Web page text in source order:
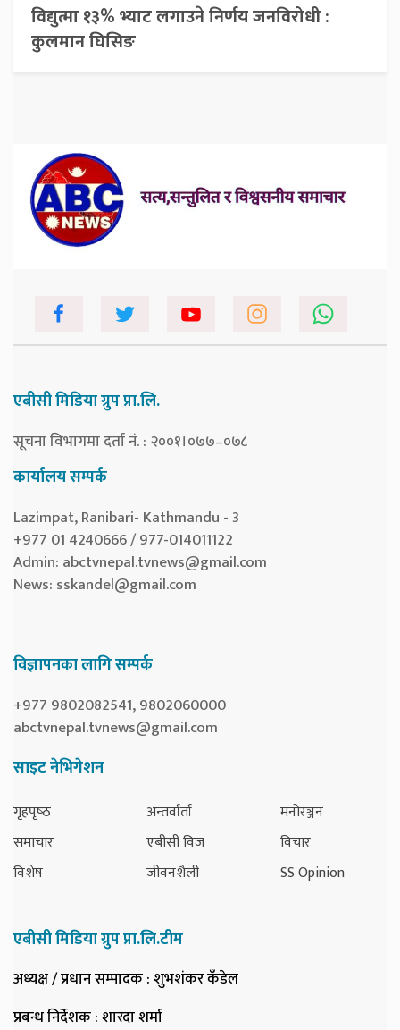
विद्युत्मा १३% भ्याट लगाउने निर्णय जनविरोधी :
कुलमान घिसिङ
एबीसी मिडिया ग्रुप प्रा.लि.
सूचना विभागमा दर्ता नं. : २००१।०७७–०७८
कार्यालय सम्पर्क
Lazimpat, Ranibari- Kathmandu - 3
+977 01 4240666 / 977-014011122
Admin: abctvnepal.tvnews@gmail.com
News: sskandel@gmail.com
विज्ञापनका लागि सम्पर्क
+977 9802082541, 9802060000
abctvnepal.tvnews@gmail.com
साइट नेभिगेशन
गृहपृष्‍ठ
समाचार
विशेष
अन्तर्वार्ता
एबीसी विज
जीवनशैली
मनोरञ्जन
विचार
SS Opinion
एबीसी मिडिया ग्रुप प्रा.लि.टीम
अध्यक्ष / प्रधान सम्पादक: शुभशंकर कँडेल
प्रबन्ध निर्देशक: शारदा शर्मा